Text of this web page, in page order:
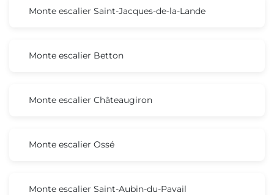
Monte escalier Saint-Jacques-de-la-Lande
Monte escalier Betton
Monte escalier Châteaugiron
Monte escalier Ossé
Monte escalier Saint-Aubin-du-Pavail